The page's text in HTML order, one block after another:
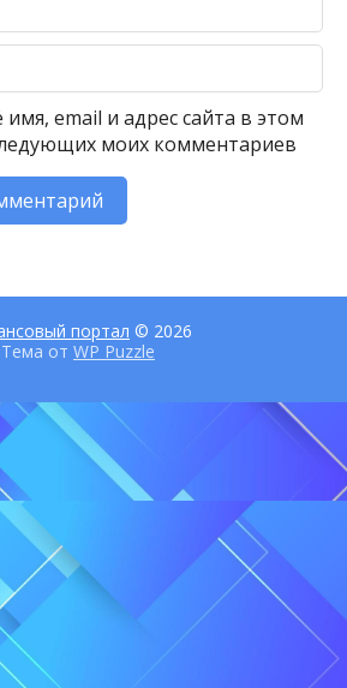
email и адрес сайта в этом
моих комментариев
портал © 2026
Тема от WP Puzzle